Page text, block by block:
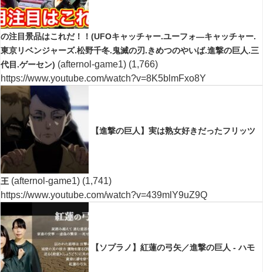
の注目景品はこれだ！！(UFOキャッチャー.ユーフォ―キャッチャー.
東京リベンジャーズ.松野千冬.鬼滅の刃.きめつのやいば.進撃の巨人.三
代目.ゲーセン) (afternol-game1) (1,766)
https://www.youtube.com/watch?v=8K5blmFxo8Y
【進撃の巨人】実は熟女好きだったフリッツ
王 (afternol-game1) (1,741)
https://www.youtube.com/watch?v=439mlY9uZ9Q
【ソプラノ】紅蓮の弓矢／進撃の巨人 - ハモ